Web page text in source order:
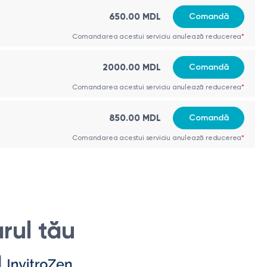
suplimentare sau excizie chirurgicală.
650.00 MDL Comandă
Comandarea acestui serviciu anulează reducerea*
2000.00 MDL Comandă
Comandarea acestui serviciu anulează reducerea*
850.00 MDL Comandă
Comandarea acestui serviciu anulează reducerea*
tău